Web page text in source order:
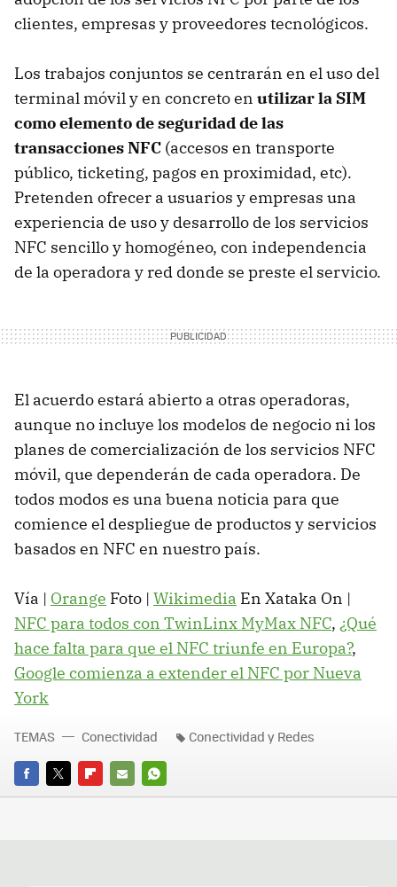
clientes, empresas y proveedores tecnológicos.
Los trabajos conjuntos se centrarán en el uso del
terminal móvil y en concreto en utilizar la SIM
como elemento de seguridad de las
transacciones NFC (accesos en transporte
público, ticketing, pagos en proximidad, etc).
Pretenden ofrecer a usuarios y empresas una
experiencia de uso y desarrollo de los servicios
NFC sencillo y homogéneo, con independencia
de la operadora y red donde se preste el servicio.
El acuerdo estará abierto a otras operadoras,
aunque no incluye los modelos de negocio ni los
planes de comercialización de los servicios NFC
móvil, que dependerán de cada operadora. De
todos modos es una buena noticia para que
comience el despliegue de productos y servicios
basados en NFC en nuestro país.
Vía | Orange Foto | Wikimedia En Xataka On |
NFC para todos con TwinLinx MyMax NFC, ¿Qué
hace falta para que el NFC triunfe en Europa?,
Google comienza a extender el NFC por Nueva
York
FACEBOOK
TWITTERFLIPBOARD
E-
WHATSAPP
TEMAS Conectividad Conectividad y Redes